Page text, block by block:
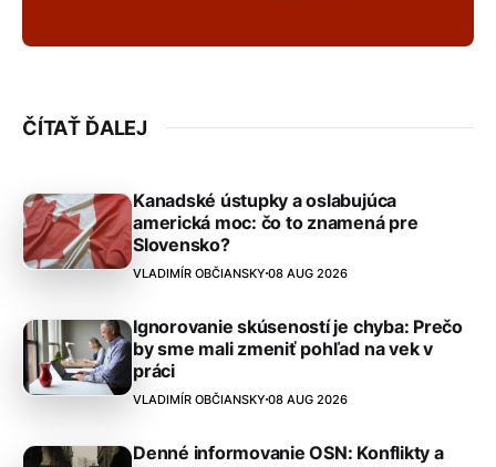
ČÍTAŤ ĎALEJ
Kanadské ústupky a oslabujúca
americká moc: čo to znamená pre
Slovensko?
VLADIMÍR OBČIANSKY 08 AUG 2026
Ignorovanie skúseností je chyba: Prečo
by sme mali zmeniť pohľad na vek v
práci
VLADIMÍR OBČIANSKY 08 AUG 2026
Denné informovanie OSN: Konflikty a